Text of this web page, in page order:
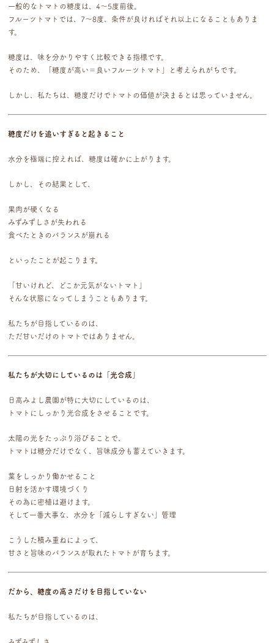
一般的なトマトの糖度は、4〜5度前後。
フルーツトマトでは、7〜8度、条件が良ければそれ以上になることもありま
す。
糖度は、味を分かりやすく比較できる指標です。
そのため、「糖度が高い＝良いフルーツトマト」と考えられがちです。
しかし、私たちは、糖度だけでトマトの価値が決まるとは思っていません。
糖度だけを追いすぎると起きること
水分を極端に控えれば、糖度は確かに上がります。
しかし、その結果として、
果肉が硬くなる
みずみずしさが失われる
食べたときのバランスが崩れる
といったことが起こります。
「甘いけれど、どこか元気がないトマト」
そんな状態になってしまうこともあります。
私たちが目指しているのは、
ただ甘いだけのトマトではありません。
私たちが大切にしているのは「光合成」
日高みよし農園が特に大切にしているのは、
トマトにしっかり光合成をさせることです。
太陽の光をたっぷり浴びることで、
トマトは糖分だけでなく、旨味成分も蓄えていきます。
葉をしっかり働かせること
日射を活かす環境づくり
その為に密植は避けます。
そして一番大事な、水分を「減らしすぎない」管理
こうした積み重ねによって、
甘さと旨味のバランスが取れたトマトが育ちます。
だから、糖度の高さだけを目指していない
私たちが目指しているのは、